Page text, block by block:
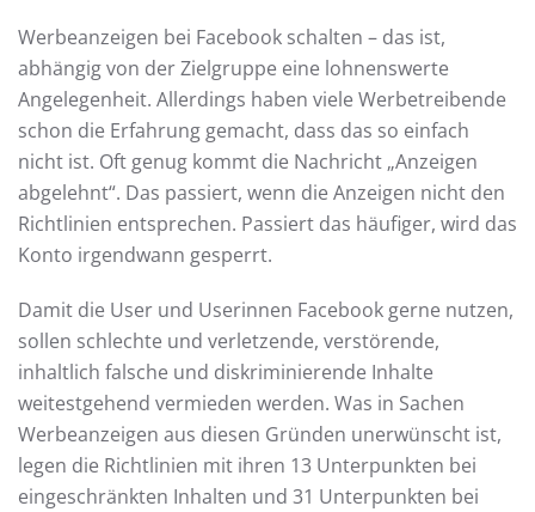
Werbeanzeigen bei Facebook schalten – das ist,
abhängig von der Zielgruppe eine lohnenswerte
Angelegenheit. Allerdings haben viele Werbetreibende
schon die Erfahrung gemacht, dass das so einfach
nicht ist. Oft genug kommt die Nachricht „Anzeigen
abgelehnt“. Das passiert, wenn die Anzeigen nicht den
Richtlinien entsprechen. Passiert das häufiger, wird das
Konto irgendwann gesperrt.
Damit die User und Userinnen Facebook gerne nutzen,
sollen schlechte und verletzende, verstörende,
inhaltlich falsche und diskriminierende Inhalte
weitestgehend vermieden werden. Was in Sachen
Werbeanzeigen aus diesen Gründen unerwünscht ist,
legen die Richtlinien mit ihren 13 Unterpunkten bei
eingeschränkten Inhalten und 31 Unterpunkten bei